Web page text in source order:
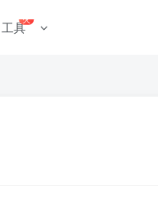
工具火